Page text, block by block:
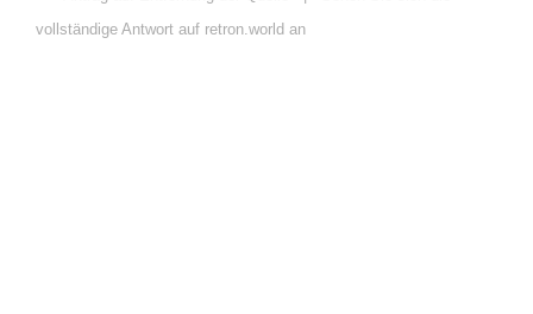
vollständige Antwort auf retron.world an